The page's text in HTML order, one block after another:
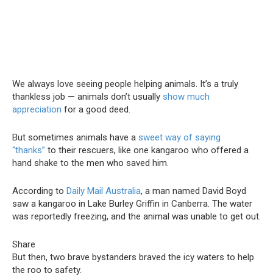
We always love seeing people helping animals. It’s a truly
thankless job — animals don’t usually show much
appreciation for a good deed.
But sometimes animals have a sweet way of saying
“thanks” to their rescuers, like one kangaroo who offered a
hand shake to the men who saved him.
According to Daily Mail Australia, a man named David Boyd
saw a kangaroo in Lake Burley Griffin in Canberra. The water
was reportedly freezing, and the animal was unable to get out.
Share
But then, two brave bystanders braved the icy waters to help
the roo to safety.